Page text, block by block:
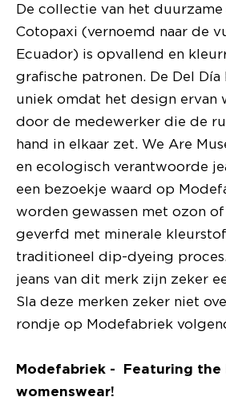
De collectie van het
Cotopaxi (vernoemd naar de
Ecuador) is opvallend en
grafische patronen. De Del
uniek omdat het design ervan
door de medewerker die de
hand in elkaar zet. We Are
en ecologisch verantwoorde
een bezoekje waard op
worden gewassen met ozon
geverfd met minerale
traditioneel dip-dyeing
jeans van dit merk zijn zeker
Sla deze merken zeker niet
rondje op Modefabriek
Modefabriek - Featuring the
womenswear!